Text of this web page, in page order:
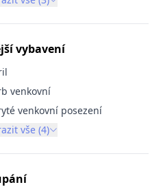
vybavení
venkovní
venkovní posezení
vše (4)